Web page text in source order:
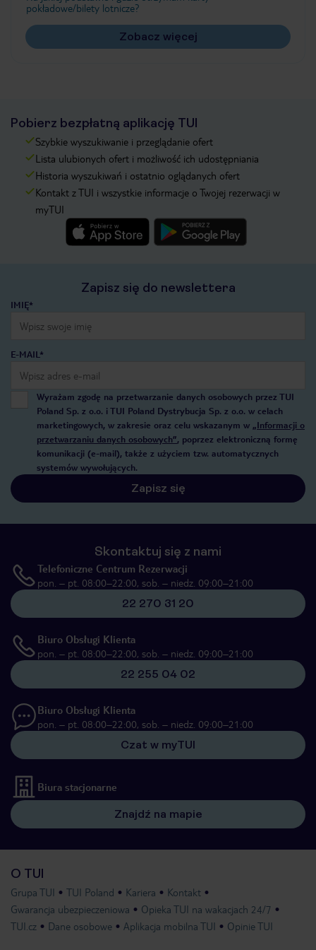
pokładowe/bilety lotnicze?
Zobacz więcej
Pobierz bezpłatną aplikację TUI
Szybkie wyszukiwanie i przeglądanie ofert
Lista ulubionych ofert i możliwość ich udostępniania
Historia wyszukiwań i ostatnio oglądanych ofert
Kontakt z TUI i wszystkie informacje o Twojej rezerwacji w
myTUI
Zapisz się do newslettera
IMIĘ*
E-MAIL*
Wyrażam zgodę na przetwarzanie danych osobowych przez TUI
Poland Sp. z o.o. i TUI Poland Dystrybucja Sp. z o.o. w celach
marketingowych, w zakresie oraz celu wskazanym w „Informacji o
przetwarzaniu danych osobowych”, poprzez elektroniczną formę
komunikacji (e-mail), także z użyciem tzw. automatycznych
systemów wywołujących.
Zapisz się
Skontaktuj się z nami
Telefoniczne Centrum Rezerwacji
pon. – pt. 08:00–22:00, sob. – niedz. 09:00–21:00
22 270 31 20
Biuro Obsługi Klienta
pon. – pt. 08:00–22:00, sob. – niedz. 09:00–21:00
22 255 04 02
Biuro Obsługi Klienta
pon. – pt. 08:00–22:00, sob. – niedz. 09:00–21:00
Czat w myTUI
Biura stacjonarne
Znajdź na mapie
O TUI
Grupa TUI TUI Poland Kariera
Kontakt
Gwarancja ubezpieczeniowa
Opieka TUI na wakacjach 24/7
TUI.cz
Dane osobowe Aplikacja mobilna TUI Opinie TUI